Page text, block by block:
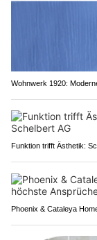
Wohnwerk 1920:
Funktion trifft Ästhetik:
Phoenix & Cataleya